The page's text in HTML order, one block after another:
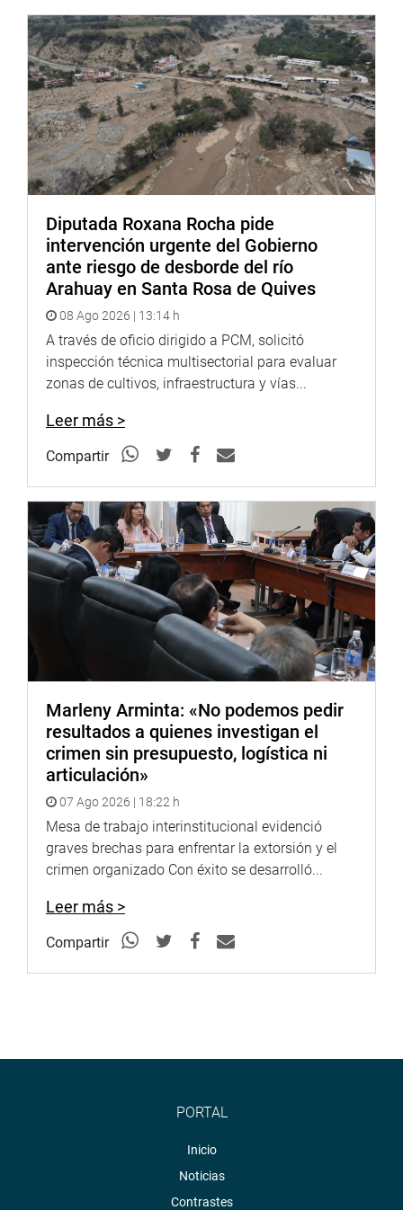
Diputada Roxana Rocha pide
intervención urgente del Gobierno
ante riesgo de desborde del río
Arahuay en Santa Rosa de Quives
08 Ago 2026 | 13:14 h
A través de oficio dirigido a PCM, solicitó
inspección técnica multisectorial para evaluar
zonas de cultivos, infraestructura y vías...
Leer más >
Compartir
Marleny Arminta: «No podemos pedir
resultados a quienes investigan el
crimen sin presupuesto, logística ni
articulación»
07 Ago 2026 | 18:22 h
Mesa de trabajo interinstitucional evidenció
graves brechas para enfrentar la extorsión y el
crimen organizado Con éxito se desarrolló...
Leer más >
Compartir
PORTAL
Inicio
Noticias
Contrastes